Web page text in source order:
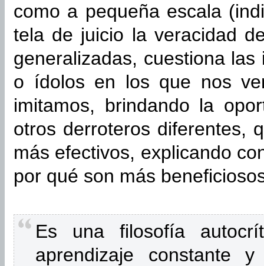
como a pequeña escala
tela de juicio la veracidad
generalizadas, cuestiona
o ídolos en los que nos
imitamos, brindando la
otros derroteros diferentes,
más efectivos, explicando
por qué son más
Es una filosofía
aprendizaje constante